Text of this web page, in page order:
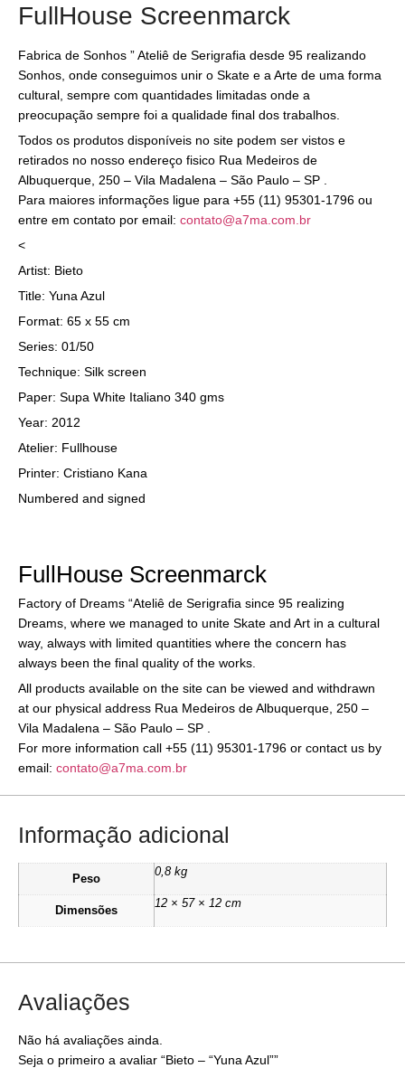
FullHouse Screenmarck
Fabrica de Sonhos ” Ateliê de Serigrafia desde 95 realizando
Sonhos, onde conseguimos unir o Skate e a Arte de uma forma
cultural, sempre com quantidades limitadas onde a
preocupação sempre foi a qualidade final dos trabalhos.
Todos os produtos disponíveis no site podem ser vistos e
retirados no nosso endereço fisico Rua Medeiros de
Albuquerque, 250 – Vila Madalena – São Paulo – SP .
Para maiores informações ligue para +55 (11) 95301-1796 ou
entre em contato por email: contato@a7ma.com.br
<
Artist: Bieto
Title: Yuna Azul
Format: 65 x 55 cm
Series: 01/50
Technique: Silk screen
Paper: Supa White Italiano 340 gms
Year: 2012
Atelier: Fullhouse
Printer: Cristiano Kana
Numbered and signed
FullHouse Screenmarck
Factory of Dreams “Ateliê de Serigrafia since 95 realizing
Dreams, where we managed to unite Skate and Art in a cultural
way, always with limited quantities where the concern has
always been the final quality of the works.
All products available on the site can be viewed and withdrawn
at our physical address Rua Medeiros de Albuquerque, 250 –
Vila Madalena – São Paulo – SP .
For more information call +55 (11) 95301-1796 or contact us by
email: contato@a7ma.com.br
Informação adicional
Peso
0,8 kg
Dimensões
12 × 57 × 12 cm
Avaliações
Não há avaliações ainda.
Seja o primeiro a avaliar “Bieto – “Yuna Azul””